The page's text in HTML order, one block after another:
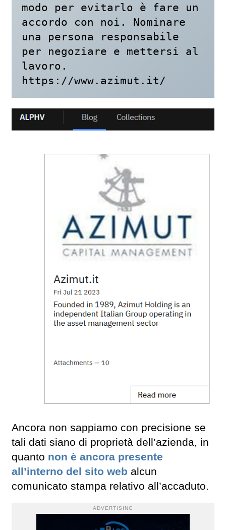
modo per evitarlo è fare un
accordo con noi. Nominare
una persona responsabile
per negoziare e mettersi al
lavoro.
Ancora non sappiamo con precisione se
tali dati siano di proprietà dell’azienda, in
quanto non è ancora presente
all’interno del sito web alcun
comunicato stampa relativo all’accaduto.
ADVERTISING